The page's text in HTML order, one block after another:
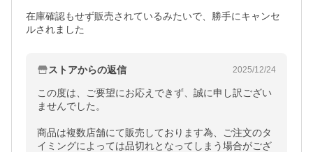
在庫確認もせず販売されているみたいで、勝手にキャンセ
ルされました
ストアからの返信 2025/12/24
この度は、ご要望にお応えできず、誠に申し訳ござい
ませんでした。
商品は複数店舗にて販売しております為、ご注文のタ
イミングによっては品切れとなってしまう場合がござ